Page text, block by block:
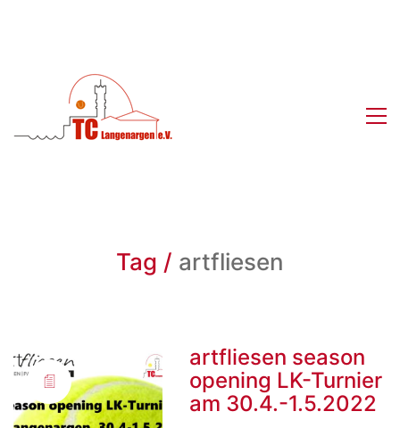
Tag / artfliesen
artfliesen season
opening LK-Turnier
am 30.4.-1.5.2022